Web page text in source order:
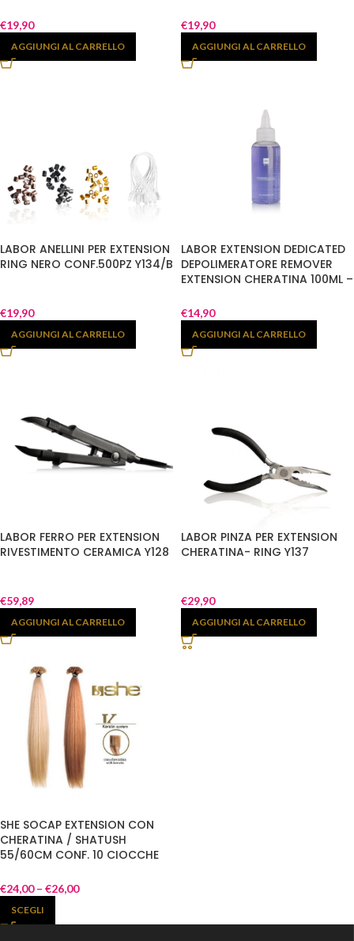
€19,90
AGGIUNGI AL CARRELLO
€19,90
AGGIUNGI AL CARRELLO
LABOR ANELLINI PER EXTENSION
RING NERO CONF.500PZ Y134/B
€19,90
AGGIUNGI AL CARRELLO
LABOR EXTENSION DEDICATED
DEPOLIMERATORE REMOVER
EXTENSION CHERATINA 100ML –
€14,90
AGGIUNGI AL CARRELLO
LABOR FERRO PER EXTENSION
RIVESTIMENTO CERAMICA Y128
€59,89
AGGIUNGI AL CARRELLO
LABOR PINZA PER EXTENSION
CHERATINA- RING Y137
€29,90
AGGIUNGI AL CARRELLO
SHE SOCAP EXTENSION CON
CHERATINA / SHATUSH
55/60CM CONF. 10 CIOCCHE
€24,00– €26,00
SCEGLI